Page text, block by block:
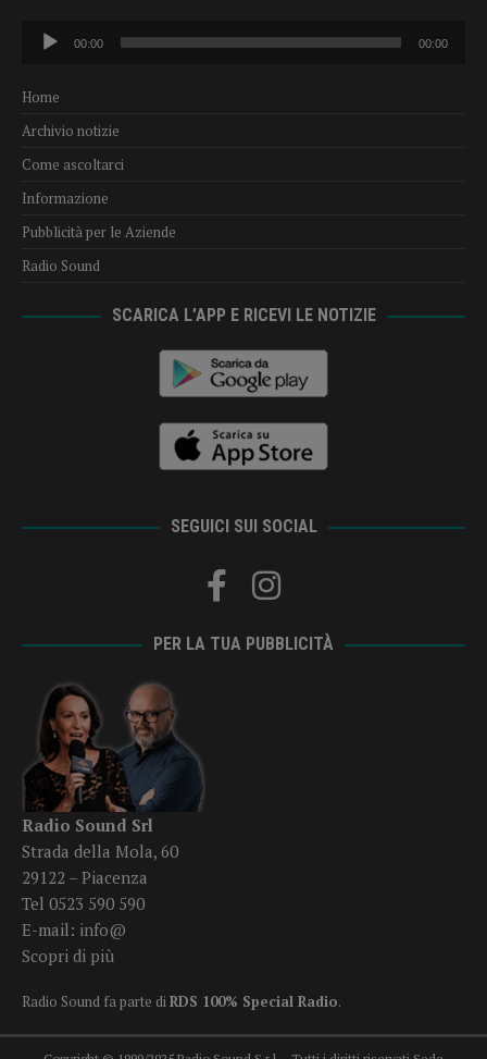
Audio
Player
00:00 00:00
Home
Archivio notizie
Come ascoltarci
Informazione
Pubblicità per le Aziende
Radio Sound
SCARICA L’APP E RICEVI LE NOTIZIE
SEGUICI SUI SOCIAL
PER LA TUA PUBBLICITÀ
Radio Sound Srl
Strada della Mola, 60
29122 – Piacenza
Tel 0523 590 590
E-mail: info@
Scopri di più
Radio Sound fa parte di RDS 100% Special Radio.